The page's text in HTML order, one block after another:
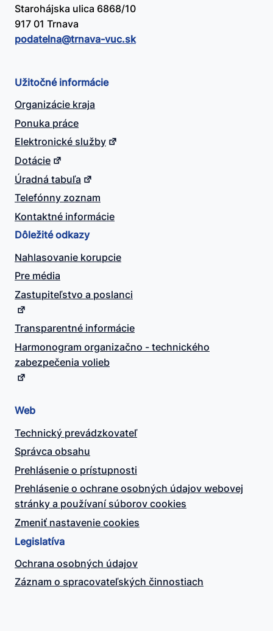
Starohájska ulica 6868/10
917 01 Trnava
podatelna@​trnava-vuc.sk
Užitočné informácie
Organizácie kraja
Ponuka práce
Elektronické služby
Dotácie
Úradná tabuľa
Telefónny zoznam
Kontaktné informácie
Dôležité odkazy
Nahlasovanie korupcie
Pre média
Zastupiteľstvo a poslanci
Transparentné informácie
Harmonogram organizačno - technického
zabezpečenia volieb
Web
Technický prevádzkovateľ
Správca obsahu
Prehlásenie o prístupnosti
Prehlásenie o ochrane osobných údajov webovej
stránky a používaní súborov cookies
Zmeniť nastavenie cookies
Legislatíva
Ochrana osobných údajov
Záznam o spracovateľských činnostiach